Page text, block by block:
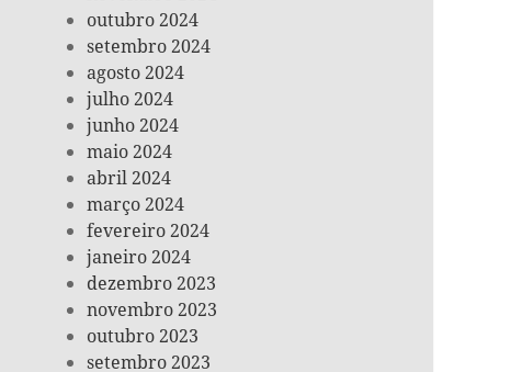
outubro 2024
setembro 2024
agosto 2024
julho 2024
junho 2024
maio 2024
abril 2024
março 2024
fevereiro 2024
janeiro 2024
dezembro 2023
novembro 2023
outubro 2023
setembro 2023